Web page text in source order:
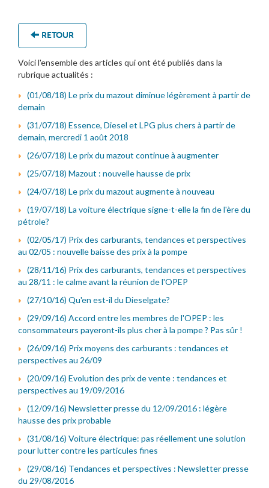
RETOUR
Voici l'ensemble des articles qui ont été publiés dans la
rubrique actualités :
(01/08/18) Le prix du mazout diminue légèrement à partir de
demain
(31/07/18) Essence, Diesel et LPG plus chers à partir de
demain, mercredi 1 août 2018
(26/07/18) Le prix du mazout continue à augmenter
(25/07/18) Mazout : nouvelle hausse de prix
(24/07/18) Le prix du mazout augmente à nouveau
(19/07/18) La voiture électrique signe-t-elle la fin de l'ère du
pétrole?
(02/05/17) Prix des carburants, tendances et perspectives
au 02/05 : nouvelle baisse des prix à la pompe
(28/11/16) Prix des carburants, tendances et perspectives
au 28/11 : le calme avant la réunion de l'OPEP
(27/10/16) Qu'en est-il du Dieselgate?
(29/09/16) Accord entre les membres de l'OPEP : les
consommateurs payeront-ils plus cher à la pompe ? Pas sûr !
(26/09/16) Prix moyens des carburants : tendances et
perspectives au 26/09
(20/09/16) Evolution des prix de vente : tendances et
perspectives au 19/09/2016
(12/09/16) Newsletter presse du 12/09/2016 : légère
hausse des prix probable
(31/08/16) Voiture électrique: pas réellement une solution
pour lutter contre les particules fines
(29/08/16) Tendances et perspectives : Newsletter presse
du 29/08/2016